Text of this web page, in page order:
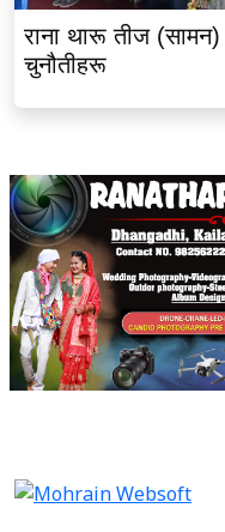
राना थारू तीज (सामन)
चुनौतीहरू